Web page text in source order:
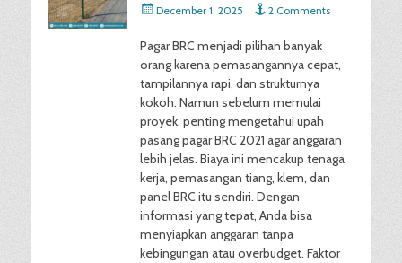
PostedDecember 1, 2025 2 Comments
Pagar BRC menjadi pilihan banyak
orang karena pemasangannya cepat,
tampilannya rapi, dan strukturnya
kokoh. Namun sebelum memulai
proyek, penting mengetahui upah
pasang pagar BRC 2021 agar anggaran
lebih jelas. Biaya ini mencakup tenaga
kerja, pemasangan tiang, klem, dan
panel BRC itu sendiri. Dengan
informasi yang tepat, Anda bisa
menyiapkan anggaran tanpa
kebingungan atau overbudget. Faktor